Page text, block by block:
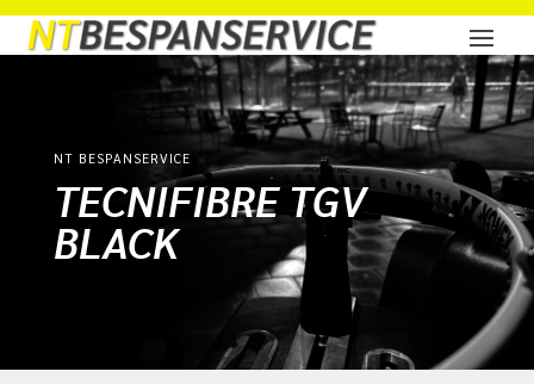
NT BESPANSERVICE
TECNIFIBRE TGV
BLACK